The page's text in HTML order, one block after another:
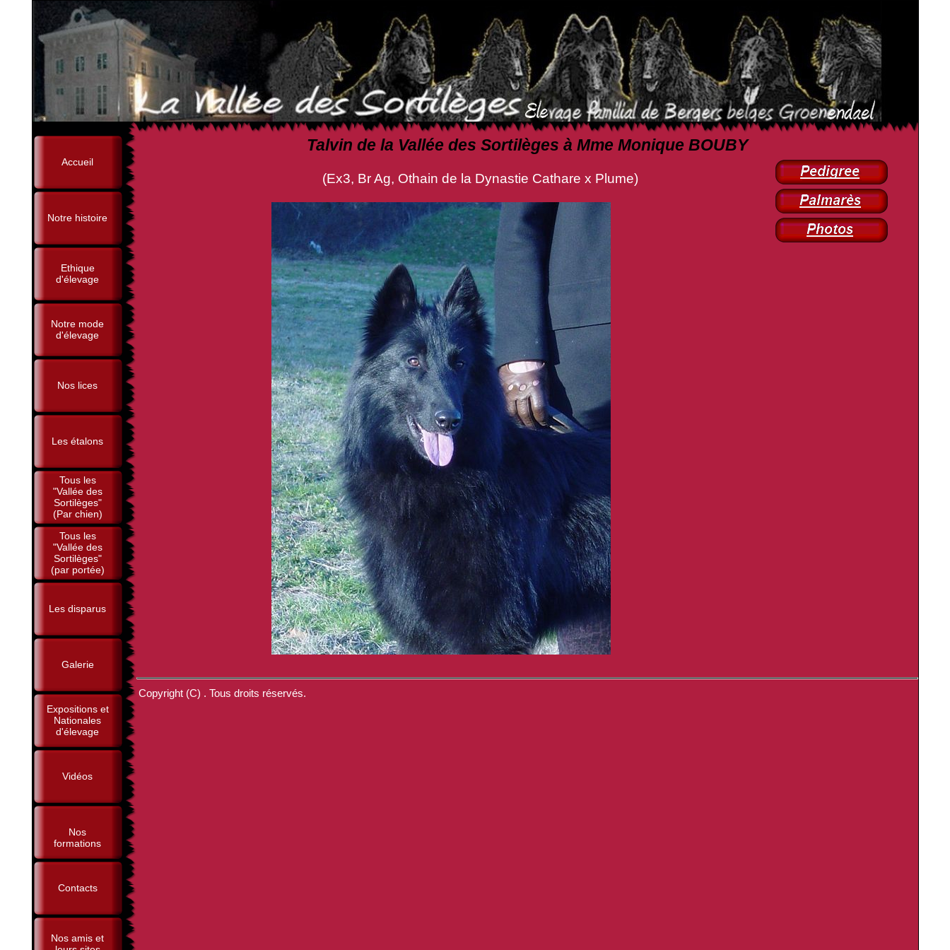
Accueil
Notre histoire
Ethique
d'élevage
Notre mode
d'élevage
Nos lices
Les étalons
Tous les
"Vallée des
Sortilèges"
(Par chien)
Tous les
"Vallée des
Sortilèges"
(par portée)
Les disparus
Galerie
Expositions et
Nationales
d'élevage
Vidéos
Nos
formations
Contacts
Nos amis et
Talvin de la Vallée des Sortilèges à Mme Monique BOUBY
(Ex3, Br Ag, Othain de la Dynastie Cathare x Plume)
Copyright (C) . Tous droits réservés.